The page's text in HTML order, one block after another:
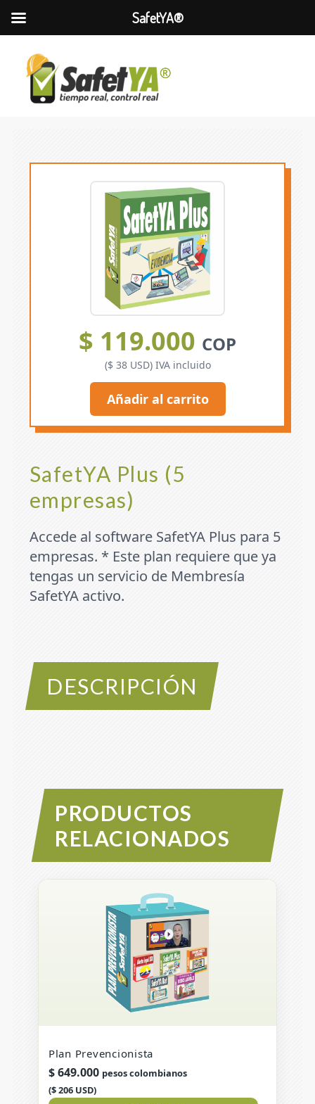
SafetYA Plus (5
empresas)
Accede al software SafetYA Plus para 5
empresas. * Este plan requiere que ya
tengas un servicio de Membresía
SafetYA activo.
DESCRIPCIÓN
PRODUCTOS
RELACIONADOS
Plan Prevencionista
$649.000 pesos colombianos
($ 206 USD)
$ 119.000 COP
($ 38 USD) IVA incluido
Añadir al carrito
SafetYA®